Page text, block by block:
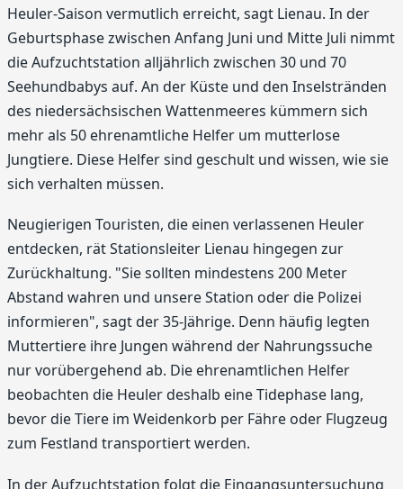
Heuler-Saison vermutlich erreicht, sagt Lienau. In der
Geburtsphase zwischen Anfang Juni und Mitte Juli nimmt
die Aufzuchtstation alljährlich zwischen 30 und 70
Seehundbabys auf. An der Küste und den Inselstränden
des niedersächsischen Wattenmeeres kümmern sich
mehr als 50 ehrenamtliche Helfer um mutterlose
Jungtiere. Diese Helfer sind geschult und wissen, wie sie
sich verhalten müssen.
Neugierigen Touristen, die einen verlassenen Heuler
entdecken, rät Stationsleiter Lienau hingegen zur
Zurückhaltung. "Sie sollten mindestens 200 Meter
Abstand wahren und unsere Station oder die Polizei
informieren", sagt der 35-Jährige. Denn häufig legten
Muttertiere ihre Jungen während der Nahrungssuche
nur vorübergehend ab. Die ehrenamtlichen Helfer
beobachten die Heuler deshalb eine Tidephase lang,
bevor die Tiere im Weidenkorb per Fähre oder Flugzeug
zum Festland transportiert werden.
In der Aufzuchtstation folgt die Eingangsuntersuchung